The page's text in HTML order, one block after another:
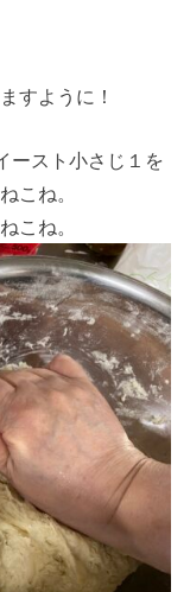
すように！
ースト小さじ１を
こね。
こね。